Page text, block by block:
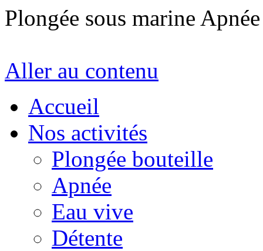
Plongée sous marine
Aller au contenu
Accueil
Nos activités
Plongée bouteille
Apnée
Eau vive
Détente